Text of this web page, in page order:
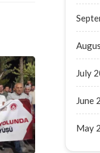
July
June
May